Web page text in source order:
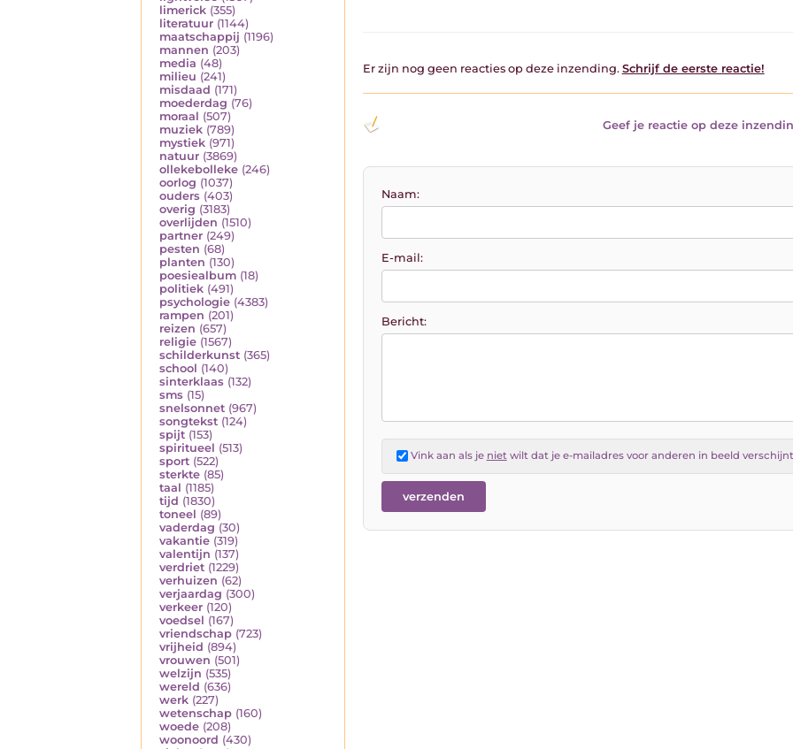
limerick (355)
literatuur (1144)
maatschappij (1196)
mannen (203)
media (48)
milieu (241)
misdaad (171)
moederdag (76)
moraal (507)
muziek (789)
mystiek (971)
natuur (3869)
ollekebolleke (246)
oorlog (1037)
ouders (403)
overig (3183)
overlijden (1510)
partner (249)
pesten (68)
planten (130)
poesiealbum (18)
politiek (491)
psychologie (4383)
rampen (201)
reizen (657)
religie (1567)
schilderkunst (365)
school (140)
sinterklaas (132)
sms (15)
snelsonnet (967)
songtekst (124)
spijt (153)
spiritueel (513)
sport (522)
sterkte (85)
taal (1185)
tijd (1830)
toneel (89)
vaderdag (30)
vakantie (319)
valentijn (137)
verdriet (1229)
verhuizen (62)
verjaardag (300)
verkeer (120)
voedsel (167)
vriendschap (723)
vrijheid (894)
vrouwen (501)
welzijn (535)
wereld (636)
werk (227)
wetenschap (160)
woede (208)
woonoord (430)
Er zijn nog geen reacties op deze inzending. Schrijf de eerste reactie!
Geef je reactie op deze
Naam:
E-mail:
Bericht:
Vink aan als je nietwilt dat je e-mailadres voor anderen in beeld verschijnt